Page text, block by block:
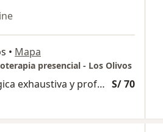
• Mapa
presencial - Los Olivos
Evaluación psicólogica exhaustiva y profunda S/ 70